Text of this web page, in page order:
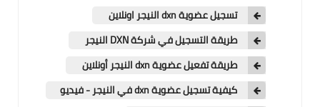
تسجيل عضوية dxn النيجر اونلاين
طريقة التسجيل في شركة DXN النيجر
طريقة تفعيل عضوية dxn النيجر أونلاين
كيفية تسجيل عضوية dxn في النيجر - فيديو